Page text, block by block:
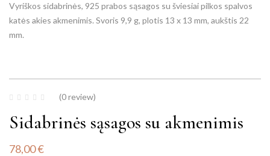
Vyriškos sidabrinės, 925 prabos sąsagos su šviesiai pilkos spalvos
katės akies akmenimis. Svoris 9,9 g, plotis 13 x 13 mm, aukštis 22
mm.
(0 review)
Sidabrinės sąsagos su akmenimis
78,00€